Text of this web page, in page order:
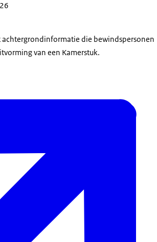
achtergrondinformatie die bewindspersonen
van een Kamerstuk.